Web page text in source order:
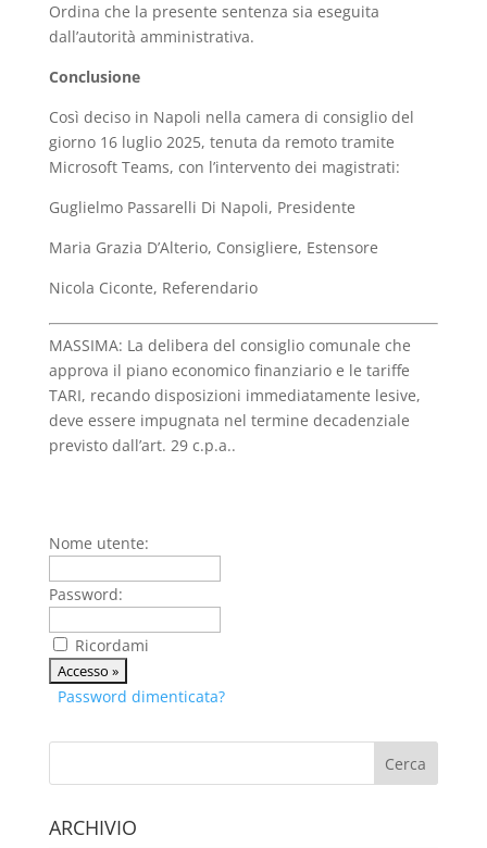
Ordina che la presente sentenza sia eseguita
dall’autorità amministrativa.
Conclusione
Così deciso in Napoli nella camera di consiglio del
giorno 16 luglio 2025, tenuta da remoto tramite
Microsoft Teams, con l’intervento dei magistrati:
Guglielmo Passarelli Di Napoli, Presidente
Maria Grazia D’Alterio, Consigliere, Estensore
Nicola Ciconte, Referendario
MASSIMA: La delibera del consiglio comunale che
approva il piano economico finanziario e le tariffe
TARI, recando disposizioni immediatamente lesive,
deve essere impugnata nel termine decadenziale
previsto dall’art. 29 c.p.a..
Nome utente:
Password:
Ricordami
Password dimenticata?
ARCHIVIO